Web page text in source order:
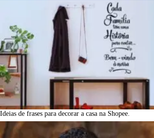
Ideias de frases para decorar a casa na Shopee.